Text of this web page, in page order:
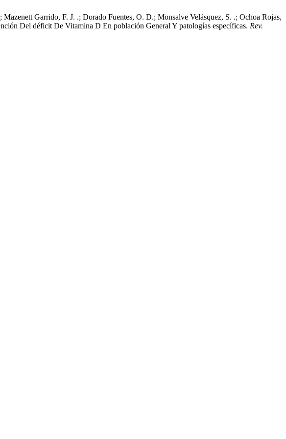
Garrido, F. J. .; Dorado Fuentes, O. D.; Monsalve Velásquez, S. .; Ochoa Rojas,
Del déficit De Vitamina D En población General Y patologías específicas. Rev.